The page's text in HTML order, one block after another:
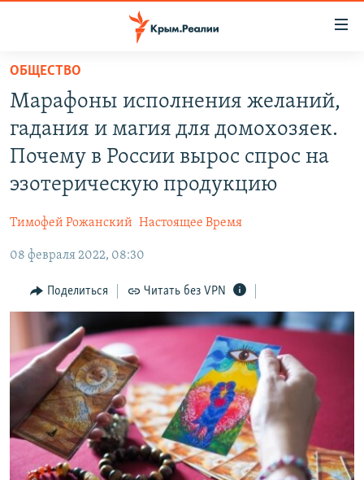
Вернуться
основному
содержанию
Вернутся
главной
Вернутся
НОВОСТИ
СПЕЦПРОЕКТЫ
ВОДА
ИНТЕРАКТИВ
ИНФОГРАФИКА
ТЕЛЕПРОЕКТ КРЫМ.РЕАЛИИ
СОВЕТЫ ПРАВОЗАЩИТНИКОВ
ПРОПАВШИЕ БЕЗ ВЕСТИ
ПОБЕДИТЕЛЕЙ НЕ СУДЯТ?
КРЫМ.НЕПОКОРЕННЫЙ
ELIFBE
УКРАИНСКАЯ ПРОБЛЕМА КРЫМА
РАДІО СВОБОДА
КАК ОБОЙТИ БЛОКИРОВКУ
Qırımtatar
ПРИСОЕДИНЯЙТЕСЬ!
ОБЩЕСТВО
Марафоны исполнения желаний,
гадания и магия для домохозяек.
Почему в России вырос спрос на
эзотерическую продукцию
Тимофей Рожанский Настоящее Время
08 февраля 2022, 08:30
Поделиться Читать без VPN